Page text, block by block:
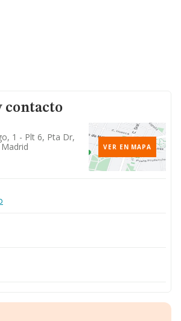
contacto
1 - Plt 6, Pta Dr,
VER EN MAPA